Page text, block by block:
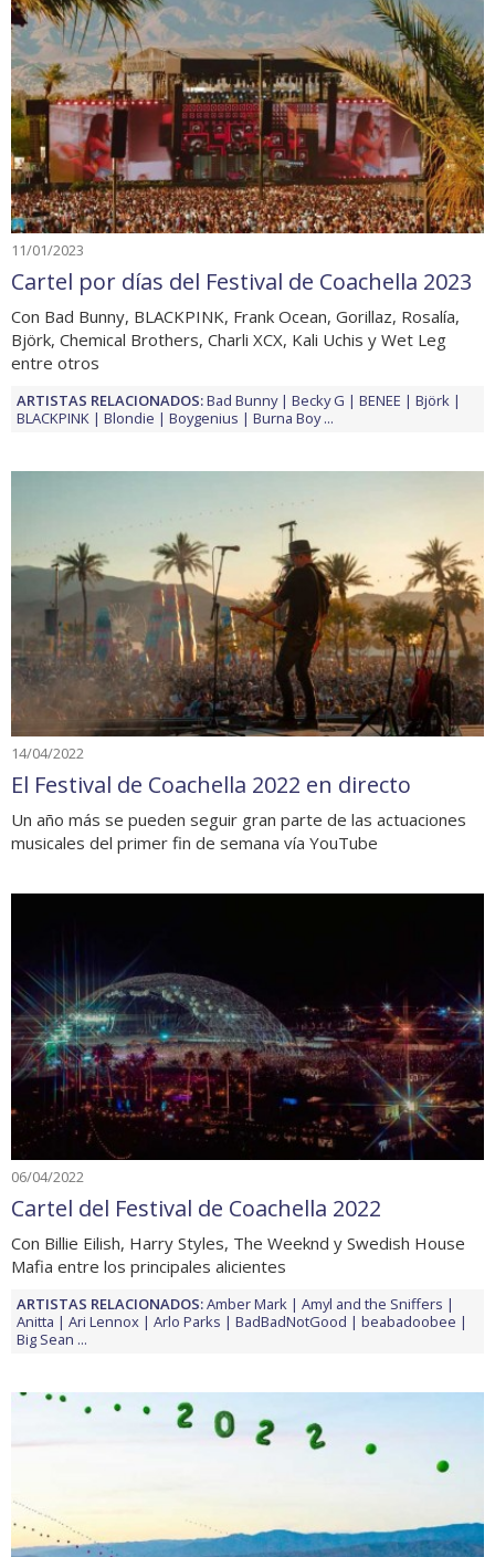
11/01/2023
Cartel por días del Festival de Coachella 2023
Con Bad Bunny, BLACKPINK, Frank Ocean, Gorillaz, Rosalía,
Björk, Chemical Brothers, Charli XCX, Kali Uchis y Wet Leg
entre otros
ARTISTAS RELACIONADOS:Bad Bunny Becky G BENEE
Björk
BLACKPINK
Blondie Boygenius Burna Boy...
14/04/2022
El Festival de Coachella 2022 en directo
Un año más se pueden seguir gran parte de las actuaciones
musicales del primer fin de semana vía YouTube
06/04/2022
Cartel del Festival de Coachella 2022
Con Billie Eilish, Harry Styles, The Weeknd y Swedish House
Mafia entre los principales alicientes
ARTISTAS RELACIONADOS:Amber Mark
Amyl and the Sniffers
Anitta
Ari Lennox Arlo Parks BadBadNotGood
beabadoobee
Big Sean ...